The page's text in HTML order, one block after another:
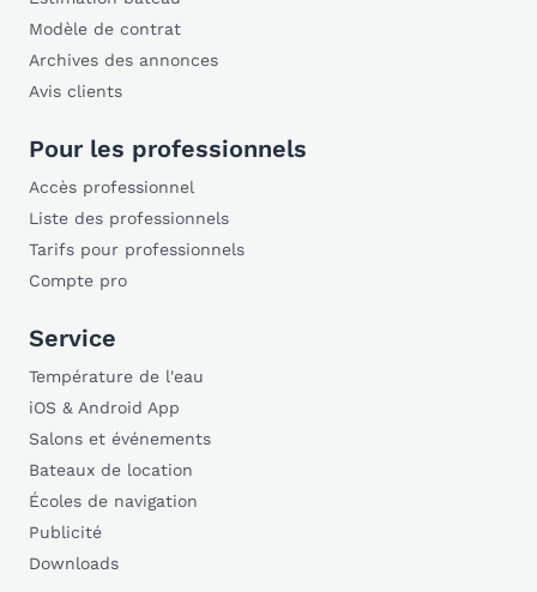
Modèle de contrat
Archives des annonces
Avis clients
Pour les professionnels
Accès professionnel
Liste des professionnels
Tarifs pour professionnels
Compte pro
Service
Température de l'eau
iOS & Android App
Salons et événements
Bateaux de location
Écoles de navigation
Publicité
Downloads